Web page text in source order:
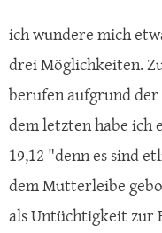
ich wundere mich
drei Möglichkeiten.
berufen aufgrund der
dem letzten habe ich
19,12 "denn es sind
dem Mutterleibe
als Untüchtigkeit zur